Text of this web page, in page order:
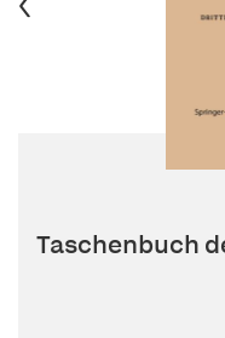
Taschenbuch